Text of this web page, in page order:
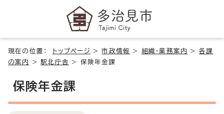
現在の位置： トップページ >市政情報 > 組織・業務案内 > 各課
の案内
>駅北庁舎 > 保険年金課
保険年金課